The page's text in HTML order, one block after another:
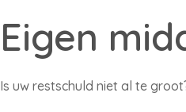
Eigen
Is uw restschuld niet al te